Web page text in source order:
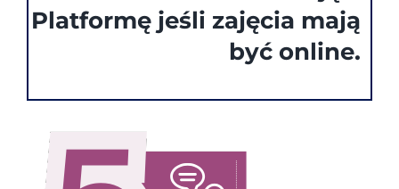
Platformę jeśli zajęcia mają
być online.